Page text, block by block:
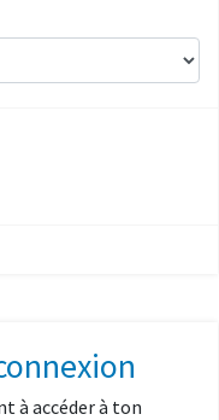
à accéder à ton